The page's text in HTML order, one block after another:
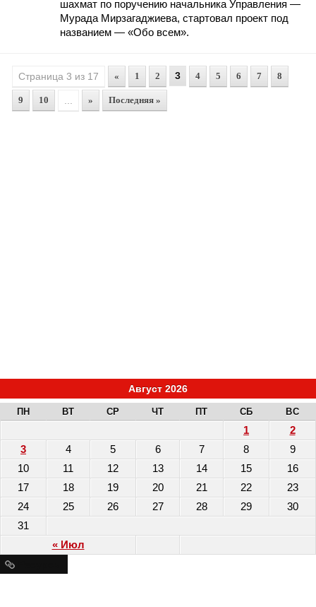
шахмат по поручению начальника Управления —
Мурада Мирзагаджиева, стартовал проект под
названием — «Обо всем».
Страница 3 из 17 « 1 2 3 4 5 6 7 8
9 10 » Последняя »
Август 2026
ПН ВТ СР ЧТ ПТ СБ ВС
« Июл
1
2
3
4 5 6 7 8
9
10
11 12 13 14 15
16
17
18 19 20 21 22
23
24
25 26 27 28 29
30
31